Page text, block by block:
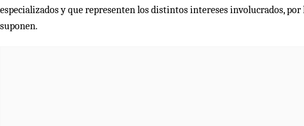
especializados y que representen los distintos intereses involucrados, por
suponen.